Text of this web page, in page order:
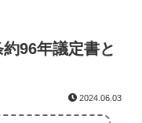
96年議定書と
2024.06.03